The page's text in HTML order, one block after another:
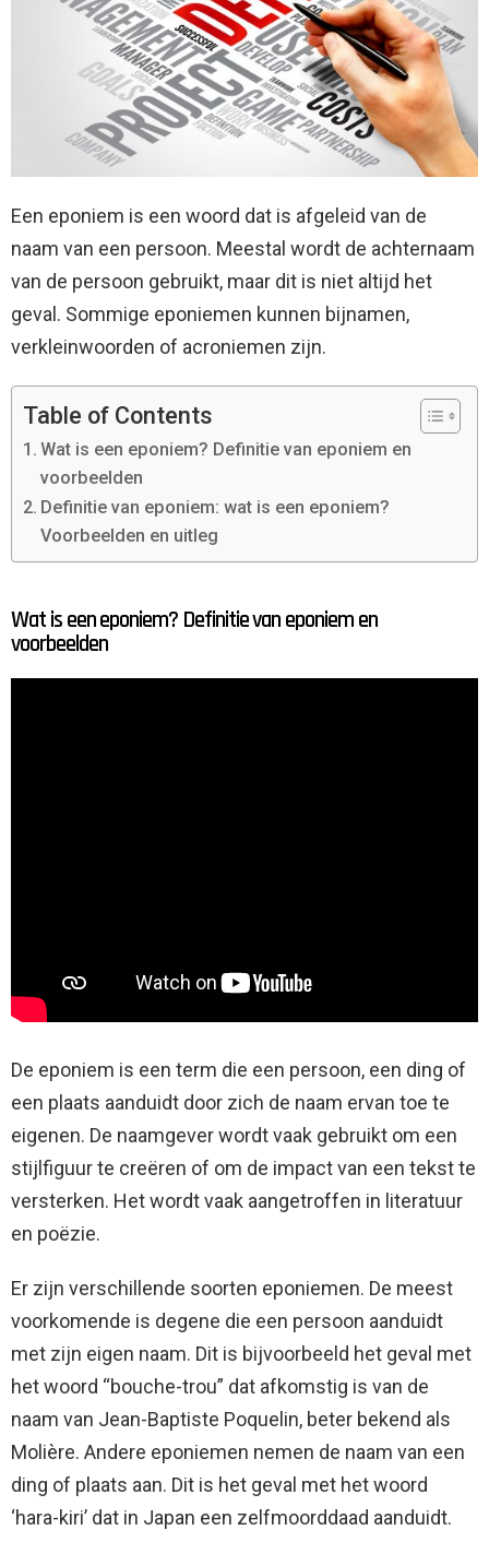
Een eponiem is een woord dat is afgeleid van de
naam van een persoon. Meestal wordt de achternaam
van de persoon gebruikt, maar dit is niet altijd het
geval. Sommige eponiemen kunnen bijnamen,
verkleinwoorden of acroniemen zijn.
Table of Contents
Wat is een eponiem? Definitie van eponiem en
voorbeelden
Definitie van eponiem: wat is een eponiem?
Voorbeelden en uitleg
Wat is een eponiem? Definitie van eponiem en
voorbeelden
De eponiem is een term die een persoon, een ding of
een plaats aanduidt door zich de naam ervan toe te
eigenen. De naamgever wordt vaak gebruikt om een ​​
stijlfiguur te creëren of om de impact van een tekst te
versterken. Het wordt vaak aangetroffen in literatuur
en poëzie.
Er zijn verschillende soorten eponiemen. De meest
voorkomende is degene die een persoon aanduidt
met zijn eigen naam. Dit is bijvoorbeeld het geval met
het woord “bouche-trou” dat afkomstig is van de
naam van Jean-Baptiste Poquelin, beter bekend als
Molière. Andere eponiemen nemen de naam van een
ding of plaats aan. Dit is het geval met het woord
‘hara-kiri’ dat in Japan een zelfmoorddaad aanduidt.